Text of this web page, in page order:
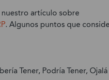
nuestro artículo sobre
. Algunos puntos que
Tener, Podría Tener,